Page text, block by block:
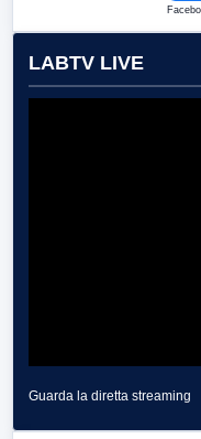
LABTV LIVE
Guarda la diretta streaming